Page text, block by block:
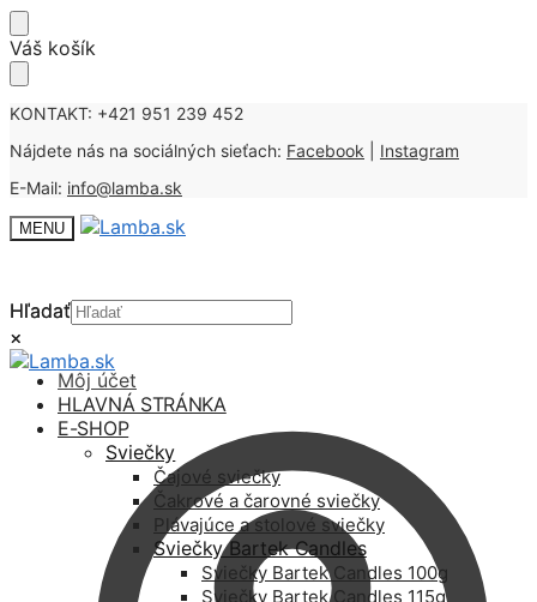
Skip
to
Skip
to
Váš košík
KONTAKT: +421 951 239 452
Nájdete nás na sociálných sieťach: Facebook
Instagram
E-Mail: info@lamba.sk
MENU
Hľadať
×
Môj účet
Hľadať
×
HLAVNÁ STRÁNKA
E-SHOP
Sviečky
Čajové sviečky
Čakrové a čarovné sviečky
Plávajúce a stolové sviečky
Sviečky Bartek Candles
Sviečky Bartek Candles 100g
Sviečky Bartek Candles 115g